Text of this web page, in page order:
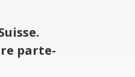
par­te­